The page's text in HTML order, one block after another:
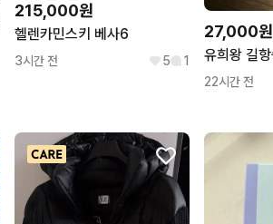
215,000원
헬렌카민스키 베사6
3시간 전 5 1
27,000원
22시간 전